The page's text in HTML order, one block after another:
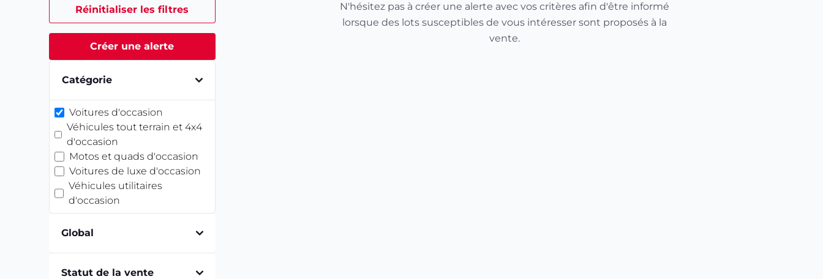
Réinitialiser les filtres
Créer une alerte
Catégorie
Voitures d'occasion
Véhicules tout terrain et 4x4
d'occasion
Motos et quads d'occasion
Voitures de luxe d'occasion
Véhicules utilitaires
d'occasion
Global
Statut de la vente
N'hésitez pas à créer une alerte avec vos critères afin d'être informé
lorsque des lots susceptibles de vous intéresser sont proposés à la
vente.